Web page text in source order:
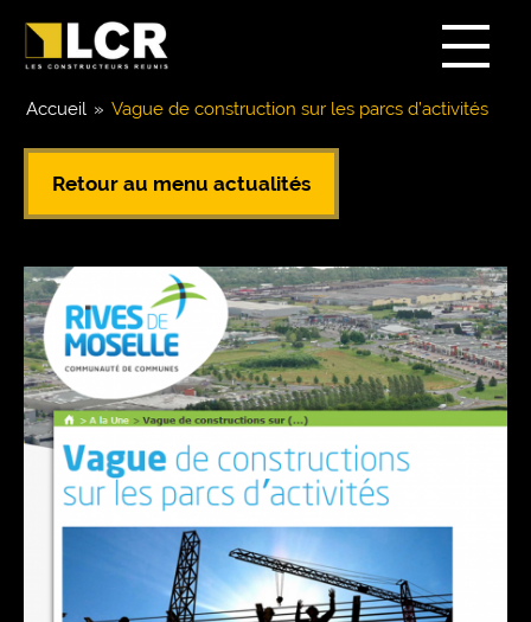
Accueil » Vague de construction sur les parcs d’activités
Retour au menu actualités